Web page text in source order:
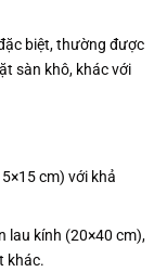
biệt, thường được
sàn khô, khác với
cm) với khả
lau kính (20×40 cm),
khác.